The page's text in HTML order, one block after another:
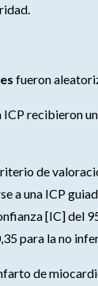
fueron
ICP recibieron
de
a una ICP
[IC] del
para la no
de